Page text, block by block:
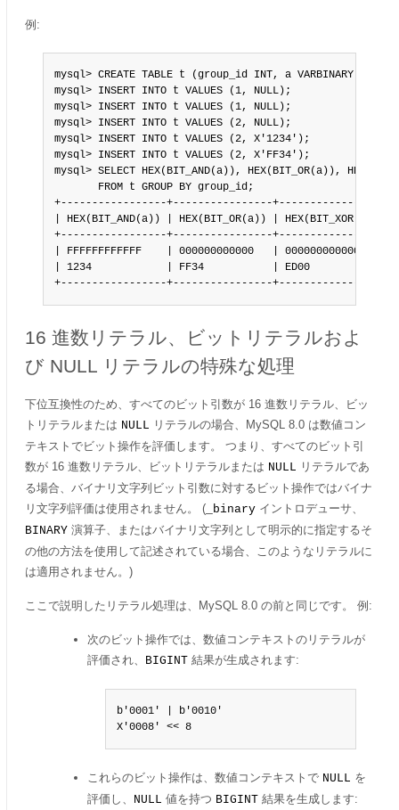
例:
mysql> CREATE TABLE t (group_id INT, a VARBINARY(6));
mysql> INSERT INTO t VALUES (1, NULL);
mysql> INSERT INTO t VALUES (1, NULL);
mysql> INSERT INTO t VALUES (2, NULL);
mysql> INSERT INTO t VALUES (2, X'1234');
mysql> INSERT INTO t VALUES (2, X'FF34');
mysql> SELECT HEX(BIT_AND(a)), HEX(BIT_OR(a)),
       FROM t GROUP BY group_id;
+-----------------+----------------+-----------------+
| HEX(BIT_AND(a)) | HEX(BIT_OR(a)) | HEX(BIT_XOR(a)) |
+-----------------+----------------+-----------------+
| FFFFFFFFFFFF    | 000000000000   | 000000000000    |
| 1234            | FF34           | ED00            |
+-----------------+----------------+-----------------+
16 進数リテラル、ビットリテラルおよ
び NULL リテラルの特殊な処理
下位互換性のため、すべてのビット引数が 16 進数リテラル、ビッ
トリテラルまたは NULL リテラルの場合、MySQL 8.0 は数値コン
テキストでビット操作を評価します。 つまり、すべてのビット引
数が 16 進数リテラル、ビットリテラルまたは NULL リテラルであ
る場合、バイナリ文字列ビット引数に対するビット操作ではバイナ
リ文字列評価は使用されません。 ( _binary イントロデューサ、
BINARY 演算子、またはバイナリ文字列として明示的に指定するそ
の他の方法を使用して記述されている場合、このようなリテラルに
は適用されません。)
ここで説明したリテラル処理は、MySQL 8.0 の前と同じです。 例:
次のビット操作では、数値コンテキストのリテラルが
評価され、 BIGINT 結果が生成されます:
b'0001' | b'0010'
X'0008' << 8
これらのビット操作は、数値コンテキストで NULL を
評価し、 NULL 値を持つ BIGINT 結果を生成します: